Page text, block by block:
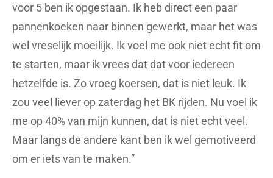
voor 5 ben ik opgestaan. Ik heb direct een paar
pannenkoeken naar binnen gewerkt, maar het was
wel vreselijk moeilijk. Ik voel me ook niet echt fit om
te starten, maar ik vrees dat dat voor iedereen
hetzelfde is. Zo vroeg koersen, dat is niet leuk. Ik
zou veel liever op zaterdag het BK rijden. Nu voel ik
me op 40% van mijn kunnen, dat is niet echt veel.
Maar langs de andere kant ben ik wel gemotiveerd
om er iets van te maken.”